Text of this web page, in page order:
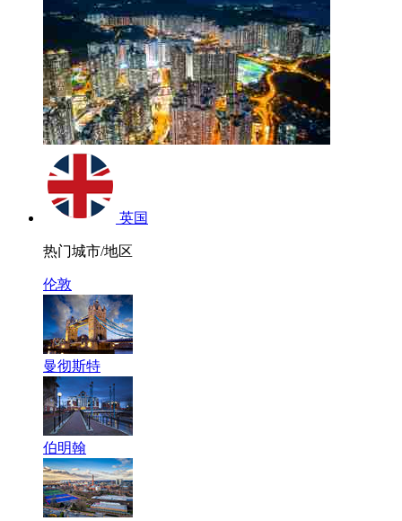
英国
热门城市/地区
伦敦
曼彻斯特
伯明翰